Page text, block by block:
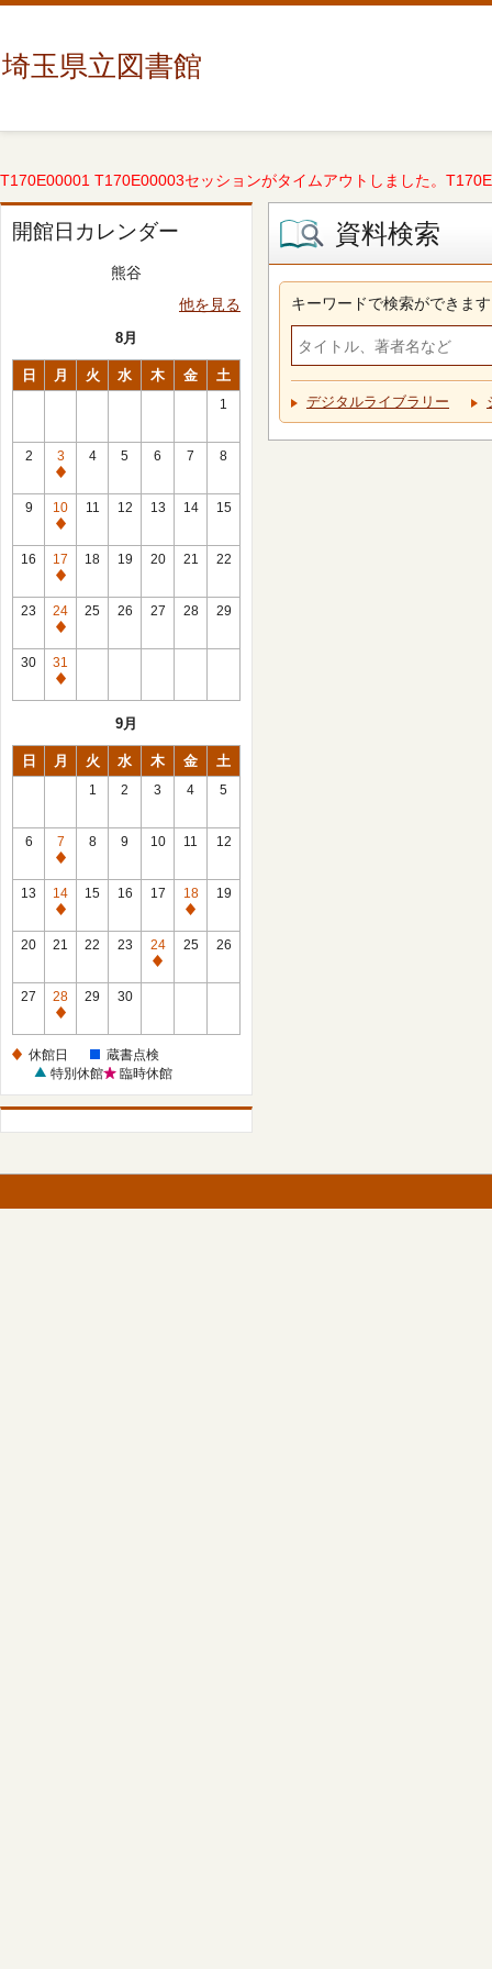
埼玉県立図書館
T170E00001 T170E00003セッションがタイムアウトしました。
開館日カレンダー
熊谷
他を見る
8月
日 月 火 水 木 金 土
1
2
3
休
館
日
4 5 6 7 8
9
10
休
館
日
11 12 13 14 15
16
17
休
館
日
18 19 20 21 22
23
24
休
館
日
25 26 27 28 29
30
31
休
9月
日 月 火 水 木 金 土
1 2 3 4 5
6
7
休
館
日
8 9 10 11 12
13
14
休
館
15 16 17
18
休
館
19
20 21 22 23
24
休
25 26
27
28
休
日
29 30
休館日
蔵書点検
特別休館
臨時休館
資料検索
キーワードで検索ができます
デジタルライブラリー